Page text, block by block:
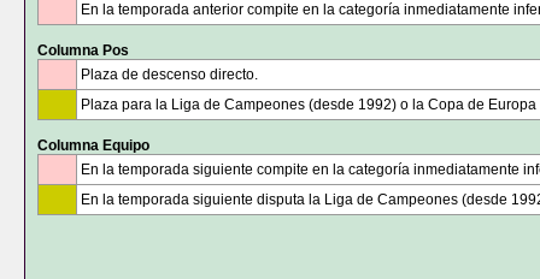
En la temporada anterior compite en la categoría inmediatamente
Columna Pos
Plaza de descenso directo.
Plaza para la Liga de Campeones (desde 1992) o la Copa de
Columna Equipo
En la temporada siguiente compite en la categoría inmediatamente
En la temporada siguiente disputa la Liga de Campeones (desde